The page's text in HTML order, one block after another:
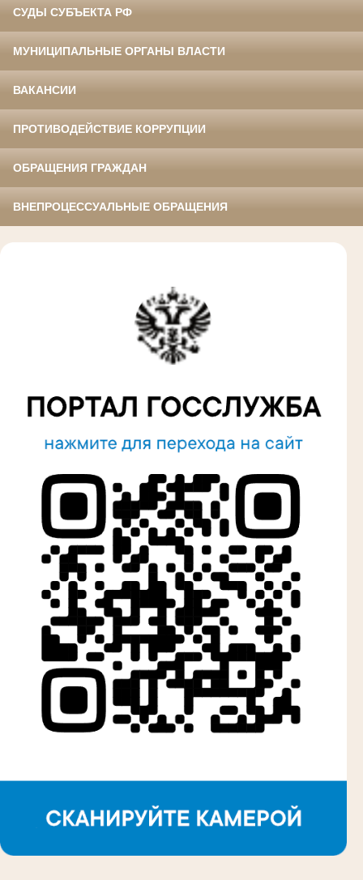
СУДЫ СУБЪЕКТА РФ
МУНИЦИПАЛЬНЫЕ ОРГАНЫ ВЛАСТИ
ВАКАНСИИ
ПРОТИВОДЕЙСТВИЕ КОРРУПЦИИ
ОБРАЩЕНИЯ ГРАЖДАН
ВНЕПРОЦЕССУАЛЬНЫЕ ОБРАЩЕНИЯ